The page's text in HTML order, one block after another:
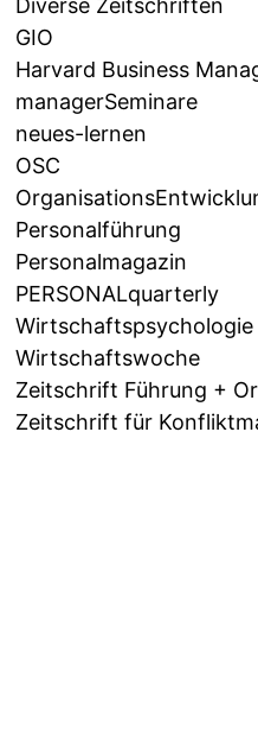
Diverse Zeitschriften
GIO
Harvard Business
managerSeminare
neues-lernen
OSC
Personalführung
Personalmagazin
PERSONALquarterly
Wirtschaftspsychologie
Wirtschaftswoche
Zeitschrift Führung +
Zeitschrift für